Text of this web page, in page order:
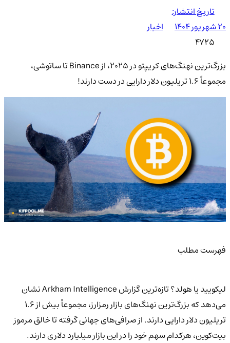
تاریخ انتشار:
۲۰ شهریور ۱۴۰۴
اخبار
4725
بزرگ‌ترین نهنگ‌های کریپتو در ۲۰۲۵، از Binance تا ساتوشی،
مجموعاً ۱.۶ تریلیون دلار دارایی در دست دارند!
فهرست مطلب
لیکویید یا هولد؟ تازه‌ترین گزارش Arkham Intelligence نشان
می‌دهد که بزرگ‌ترین نهنگ‌های بازار رمزارز، مجموعاً بیش از ۱.۶
تریلیون دلار دارایی دارند. از صرافی‌های جهانی گرفته تا خالق مرموز
بیت‌کوین، هرکدام سهم خود را در این بازار میلیارد دلاری دارند.